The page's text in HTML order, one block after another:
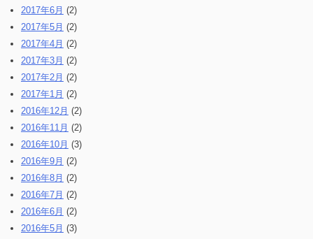
2017年6月 (2)
2017年5月 (2)
2017年4月 (2)
2017年3月 (2)
2017年2月 (2)
2017年1月 (2)
2016年12月 (2)
2016年11月 (2)
2016年10月 (3)
2016年9月 (2)
2016年8月 (2)
2016年7月 (2)
2016年6月 (2)
2016年5月 (3)